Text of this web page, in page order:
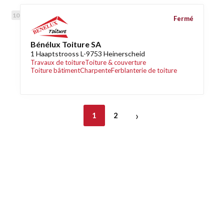
Bénélux Toiture SA
1 Haaptstrooss L-9753 Heinerscheid
Travaux de toitureToiture & couverture
Toiture bâtimentCharpenteFerblanterie de toiture
Fermé
1 2 ›